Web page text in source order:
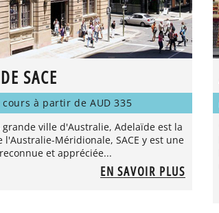
SACE
cours à partir de AUD 335
grande ville d'Australie, Adelaïde est la
l'Australie-Méridionale, SACE y est une
et appréciée...
EN SAVOIR PLUS